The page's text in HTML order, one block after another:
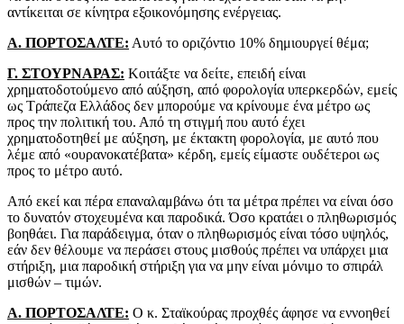
αντίκειται σε κίνητρα εξοικονόμησης ενέργειας.
Α. ΠΟΡΤΟΣΑΛΤΕ: Αυτό το οριζόντιο 10% δημιουργεί θέμα;
Γ. ΣΤΟΥΡΝΑΡΑΣ: Κοιτάξτε να δείτε, επειδή είναι
χρηματοδοτούμενο από αύξηση, από φορολογία υπερκερδών, εμείς
ως Τράπεζα Ελλάδος δεν μπορούμε να κρίνουμε ένα μέτρο ως
προς την πολιτική του. Από τη στιγμή που αυτό έχει
χρηματοδοτηθεί με αύξηση, με έκτακτη φορολογία, με αυτό που
λέμε από «ουρανοκατέβατα» κέρδη, εμείς είμαστε ουδέτεροι ως
προς το μέτρο αυτό.
Από εκεί και πέρα επαναλαμβάνω ότι τα μέτρα πρέπει να είναι όσο
το δυνατόν στοχευμένα και παροδικά. Όσο κρατάει ο πληθωρισμός
βοηθάει. Για παράδειγμα, όταν ο πληθωρισμός είναι τόσο υψηλός,
εάν δεν θέλουμε να περάσει στους μισθούς πρέπει να υπάρχει μια
στήριξη, μια παροδική στήριξη για να μην είναι μόνιμο το σπιράλ
μισθών – τιμών.
Α. ΠΟΡΤΟΣΑΛΤΕ: Ο κ. Σταϊκούρας προχθές άφησε να εννοηθεί